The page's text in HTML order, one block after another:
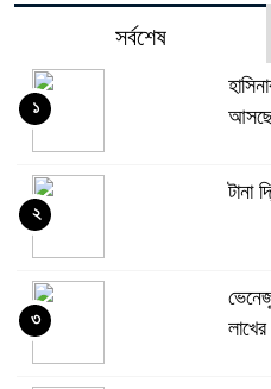
সর্বশেষ
আসছে
১
টানা
২
৩